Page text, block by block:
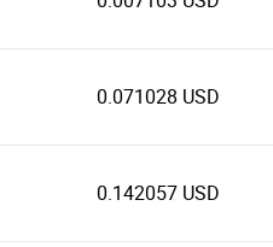
0.071028 USD
0.142057 USD